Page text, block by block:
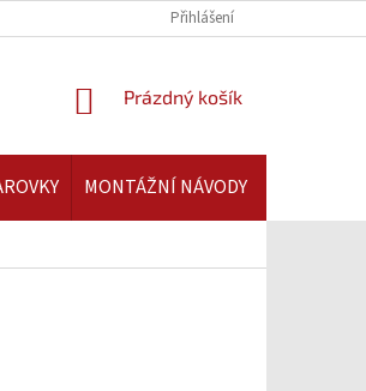
PLATBA A DOPRAVA |
Přihlášení
NÁKUPNÍ
Prázdný košík
MONTÁŽNÍ NÁVODY